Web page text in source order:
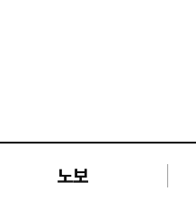
노보